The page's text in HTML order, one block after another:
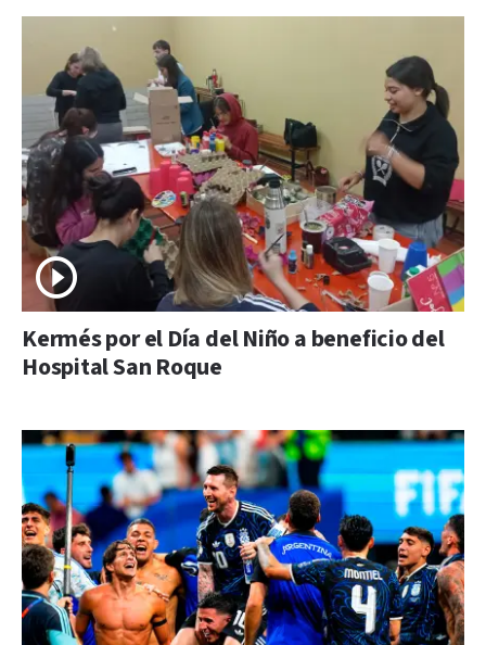
Kermés por el Día del Niño a beneficio del
Hospital San Roque